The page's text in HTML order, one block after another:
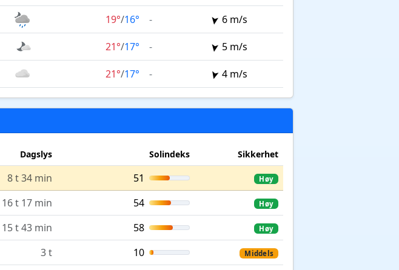
19°/16° - 6 m/s
21°/17° - 5 m/s
21°/17° - 4 m/s
Dagslys Solindeks Sikkerhet
8 t 34 min 51 Høy
16 t 17 min 54 Høy
15 t 43 min 58 Høy
3 t 10 Middels